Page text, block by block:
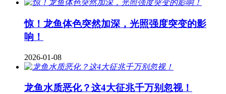
惊！龙鱼体色突然加深，光照强度突变的影
响！
2026-01-08
龙鱼水质恶化？这4大征兆千万别忽视！